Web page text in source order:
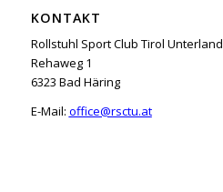
KONTAKT
Rollstuhl Sport Club Tirol Unterland
Rehaweg 1
6323 Bad Häring
E-Mail: office@rsctu.at